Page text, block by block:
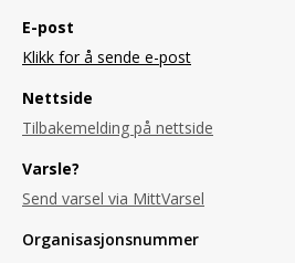
E-post
Klikk for å sende e-post
Nettside
Tilbakemelding på nettside
Varsle?
Send varsel via MittVarsel
Organisasjonsnummer